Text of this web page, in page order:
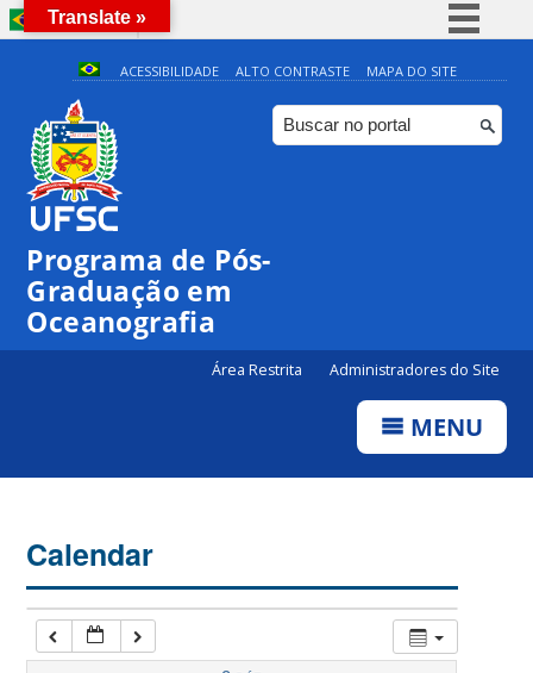
BRASIL
Simplifique!
Comunica BR
Participe
ACESSIBILIDADE ALTO CONTRASTE MAPA DO SITE
Programa de Pós-
Graduação em
Oceanografia
Área Restrita Administradores do Site
MENU
Calendar
0:00
1:00
2:00
7:00
Translate »